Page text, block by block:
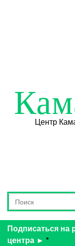
Центр
Форма
Подписаться на
центра ► *